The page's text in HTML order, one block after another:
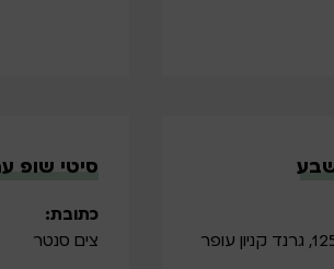
סיטי שופ
כתובת:
צים סנטר